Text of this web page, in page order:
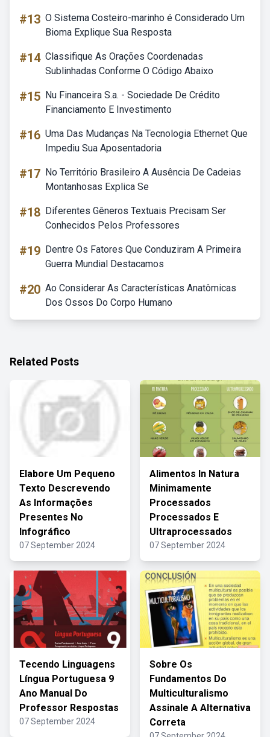
#13 O Sistema Costeiro-marinho é Considerado Um
Bioma Explique Sua Resposta
#14 Classifique As Orações Coordenadas
Sublinhadas Conforme O Código Abaixo
#15 Nu Financeira S.a. - Sociedade De Crédito
Financiamento E Investimento
#16 Uma Das Mudanças Na Tecnologia Ethernet Que
Impediu Sua Aposentadoria
#17 No Território Brasileiro A Ausência De Cadeias
Montanhosas Explica Se
#18 Diferentes Gêneros Textuais Precisam Ser
Conhecidos Pelos Professores
#19 Dentre Os Fatores Que Conduziram A Primeira
Guerra Mundial Destacamos
#20 Ao Considerar As Características Anatômicas
Dos Ossos Do Corpo Humano
Related Posts
Elabore Um Pequeno
Texto Descrevendo
As Informações
Presentes No
Infográfico
07 September 2024
Alimentos In Natura
Minimamente
Processados
Processados E
Ultraprocessados
07 September 2024
Tecendo Linguagens
Língua Portuguesa 9
Ano Manual Do
Professor Respostas
07 September 2024
Sobre Os
Fundamentos Do
Multiculturalismo
Assinale A Alternativa
Correta